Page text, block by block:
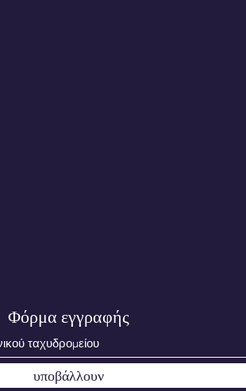
Φόρμα εγγραφής
υποβάλλουν